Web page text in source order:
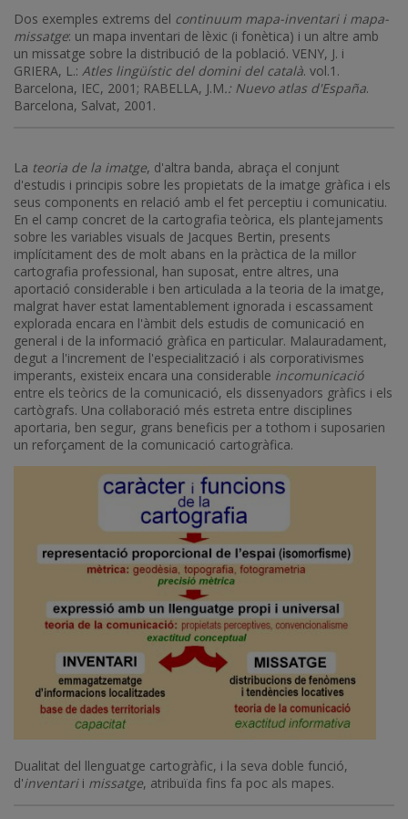
Dos exemples extrems del continuum mapa-inventari i mapa-
missatge: un mapa inventari de lèxic (i fonètica) i un altre amb
un missatge sobre la distribució de la població. VENY, J. i
GRIERA, L.: Atles lingüístic del domini del català. vol.1.
Barcelona, IEC, 2001; RABELLA, J.M.: Nuevo atlas d'España.
Barcelona, Salvat, 2001.
La teoria de la imatge, d'altra banda, abraça el conjunt
d'estudis i principis sobre les propietats de la imatge gràfica i els
seus components en relació amb el fet perceptiu i comunicatiu.
En el camp concret de la cartografia teòrica, els plantejaments
sobre les variables visuals de Jacques Bertin, presents
implícitament des de molt abans en la pràctica de la millor
cartografia professional, han suposat, entre altres, una
aportació considerable i ben articulada a la teoria de la imatge,
malgrat haver estat lamentablement ignorada i escassament
explorada encara en l'àmbit dels estudis de comunicació en
general i de la informació gràfica en particular. Malauradament,
degut a l'increment de l'especialització i als corporativismes
imperants, existeix encara una considerable incomunicació
entre els teòrics de la comunicació, els dissenyadors gràfics i els
cartògrafs. Una col·laboració més estreta entre disciplines
aportaria, ben segur, grans beneficis per a tothom i suposarien
un reforçament de la comunicació cartogràfica.
Dualitat del llenguatge cartogràfic, i la seva doble funció,
d'inventarii missatge, atribuïda fins fa poc als mapes.